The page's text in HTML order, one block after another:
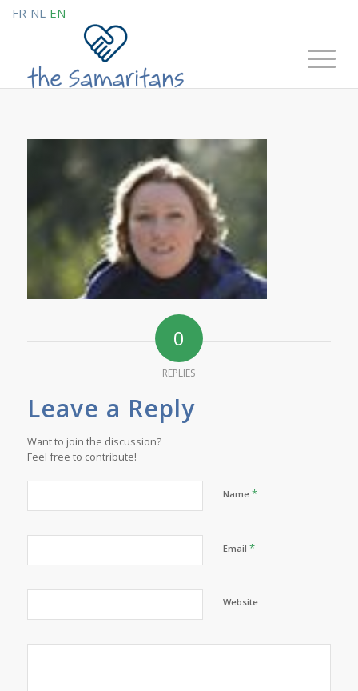
FR NL EN
0
REPLIES
Leave a Reply
Want to join the discussion?
Feel free to contribute!
Name *
Email *
Website